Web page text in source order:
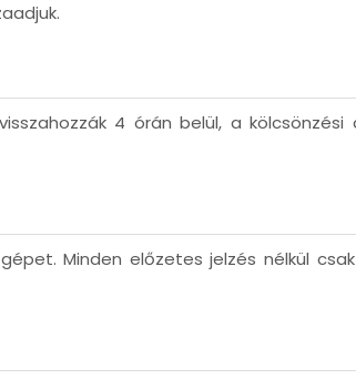
4 órán belül, a kölcsönzési
Minden előzetes jelzés nélkül